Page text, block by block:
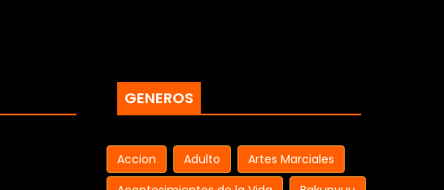
GENEROS
Accion Adulto
Artes Marciales